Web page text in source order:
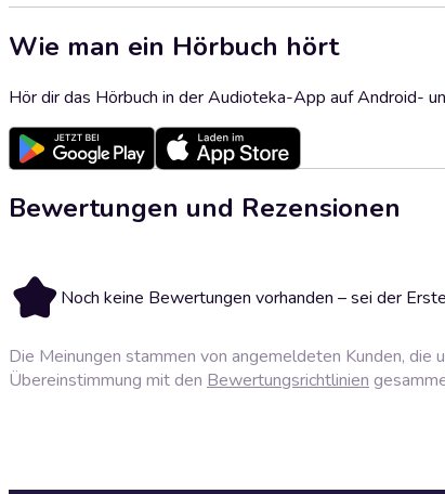
Wie man ein Hörbuch hört
Hör dir das Hörbuch in der Audioteka-App auf Android-
Bewertungen und Rezensionen
Noch keine Bewertungen vorhanden – sei der
Die Meinungen stammen von angemeldeten Kunden,
Übereinstimmung mit den Bewertungsrichtlinien